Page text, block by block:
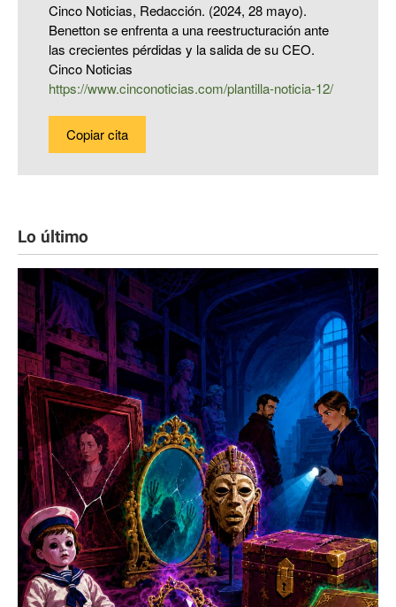
Cinco Noticias, Redacción. (2024, 28 mayo).
Benetton se enfrenta a una reestructuración ante
las crecientes pérdidas y la salida de su CEO.
Cinco Noticias
https://www.cinconoticias.com/plantilla-noticia-12/
Copiar cita
Lo último